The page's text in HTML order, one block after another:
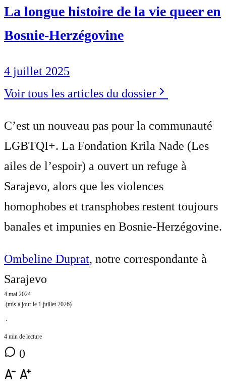
La longue histoire de la vie queer en
Bosnie-Herzégovine
4 juillet 2025
Voir tous les articles du dossier
C’est un nouveau pas pour la communauté
LGBTQI+. La Fondation Krila Nade (Les
ailes de l’espoir) a ouvert un refuge à
Sarajevo, alors que les violences
homophobes et transphobes restent toujours
banales et impunies en Bosnie-Herzégovine.
Ombeline Duprat, notre correspondante à
Sarajevo
4 mai 2024
(mis à jour le 1 juillet 2026)
⋅
4 min de lecture
0